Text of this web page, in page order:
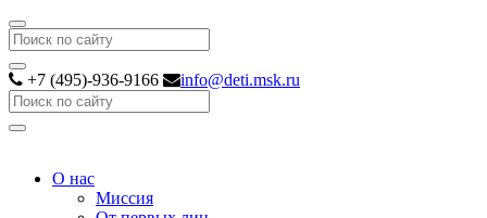
Search
+7 (495)-936-9166 info@deti.msk.ru
Search
О нас
Миссия